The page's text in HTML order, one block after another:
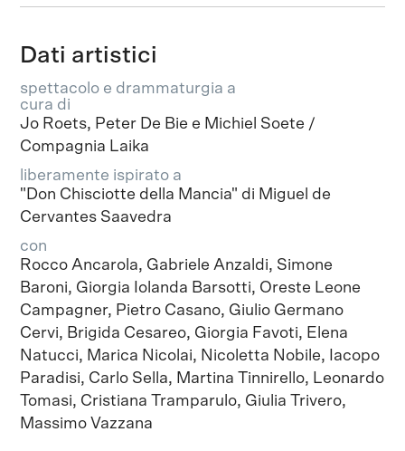
Dati artistici
spettacolo e drammaturgia a
cura di
Jo Roets, Peter De Bie e Michiel Soete /
Compagnia Laika
liberamente ispirato a
"Don Chisciotte della Mancia" di Miguel de
Cervantes Saavedra
con
Rocco Ancarola, Gabriele Anzaldi, Simone
Baroni, Giorgia Iolanda Barsotti, Oreste Leone
Campagner, Pietro Casano, Giulio Germano
Cervi, Brigida Cesareo, Giorgia Favoti, Elena
Natucci, Marica Nicolai, Nicoletta Nobile, Iacopo
Paradisi, Carlo Sella, Martina Tinnirello, Leonardo
Tomasi, Cristiana Tramparulo, Giulia Trivero,
Massimo Vazzana